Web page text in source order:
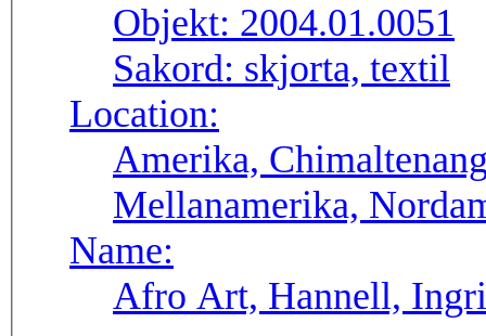
Objekt: 2004.01.0051
Sakord: skjorta, textil
Location:
Amerika,
Mellanamerika,
Name:
Afro Art, Hannell,